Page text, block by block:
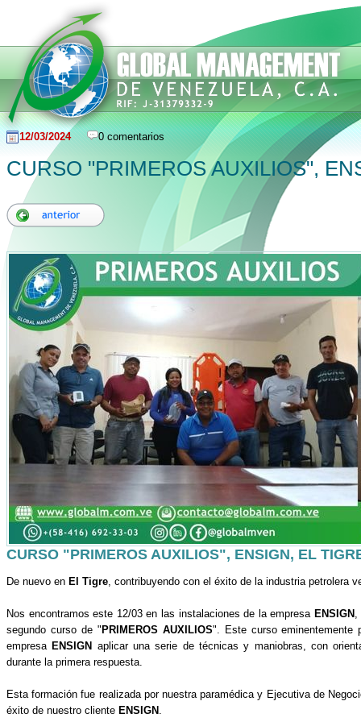
12/03/2024 0 comentarios
CURSO "PRIMEROS AUXILIOS",
CURSO "PRIMEROS AUXILIOS", ENSIGN, EL
De nuevo en El Tigre , contribuyendo con el éxito de la industria petrolera
Nos encontramos este 12/03 en las instalaciones de la empresa ENSIGN,
segundo curso de "PRIMEROS AUXILIOS". Este curso eminentemente
empresaENSIGN aplicar una serie de técnicas y maniobras, con
durante la primera respuesta.
Esta formación fue realizada por nuestra paramédica y Ejecutiva de
éxito de nuestro cliente ENSIGN